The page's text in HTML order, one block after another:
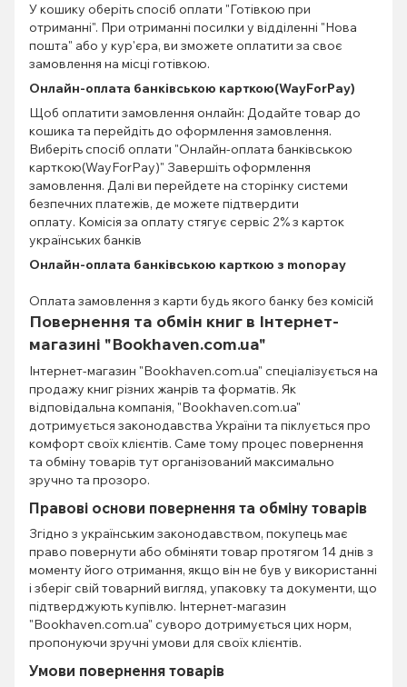
У кошику оберіть спосіб оплати "Готівкою при
отриманні". При отриманні посилки у відділенні "Нова
пошта" або у кур'єра, ви зможете оплатити за своє
замовлення на місці готівкою.
Онлайн-оплата банківською карткою(WayForPay)
Щоб оплатити замовлення онлайн: Додайте товар до
кошика та перейдіть до оформлення замовлення.
Виберіть спосіб оплати "Онлайн-оплата банківською
карткою(WayForPay)" Завершіть оформлення
замовлення. Далі ви перейдете на сторінку системи
безпечних платежів, де можете підтвердити
оплату. Комісія за оплату стягує сервіс 2% з карток
українських банків
Онлайн-оплата банківською карткою з monopay
Оплата замовлення з карти будь якого банку без комісій
Повернення та обмін книг в Інтернет-
магазині "Bookhaven.com.ua"
Інтернет-магазин "Bookhaven.com.ua" спеціалізується на
продажу книг різних жанрів та форматів. Як
відповідальна компанія, "Bookhaven.com.ua"
дотримується законодавства України та піклується про
комфорт своїх клієнтів. Саме тому процес повернення
та обміну товарів тут організований максимально
зручно та прозоро.
Правові основи повернення та обміну товарів
Згідно з українським законодавством, покупець має
право повернути або обміняти товар протягом 14 днів з
моменту його отримання, якщо він не був у використанні
і зберіг свій товарний вигляд, упаковку та документи, що
підтверджують купівлю. Інтернет-магазин
"Bookhaven.com.ua" суворо дотримується цих норм,
пропонуючи зручні умови для своїх клієнтів.
Умови повернення товарів